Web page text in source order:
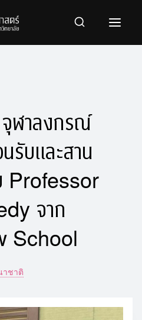
ฬาลงกรณ์
รับและสาน
Professor
จาก
School
าชาติ